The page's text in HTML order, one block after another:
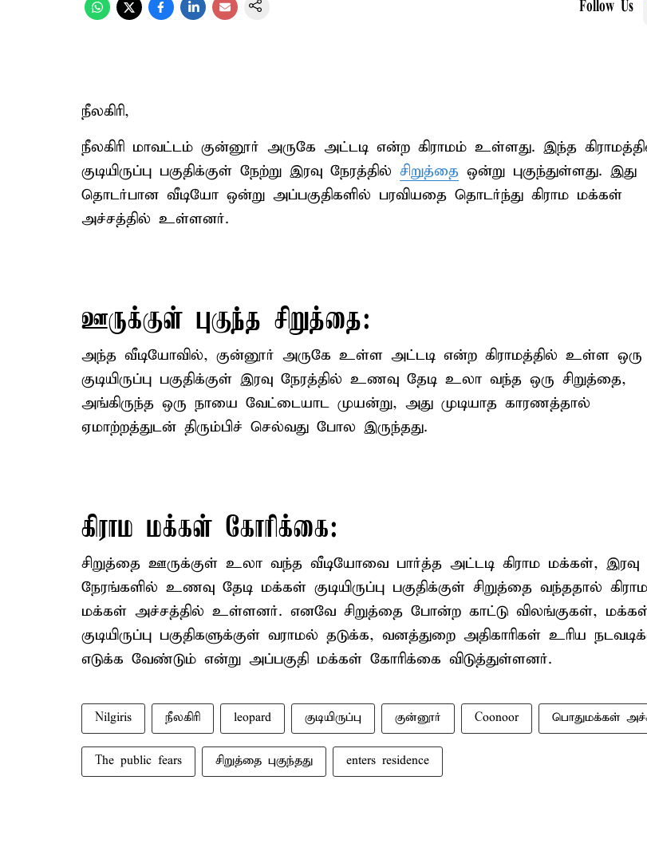
Follow Us
நீலகிரி,
நீலகிரி மாவட்டம் குன்னூர் அருகே அட்டடி என்ற கிராமம் உள்ளது. இந்த
குடியிருப்பு பகுதிக்குள் நேற்று இரவு நேரத்தில் சிறுத்தை ஒன்று புகுந்துள்ளது. இது
தொடர்பான வீடியோ ஒன்று அப்பகுதிகளில் பரவியதை தொடர்ந்து கிராம மக்கள்
அச்சத்தில் உள்ளனர்.
ஊருக்குள் புகுந்த சிறுத்தை:
அந்த வீடியோவில், குன்னூர் அருகே உள்ள அட்டடி என்ற கிராமத்தில் உள்ள ஒரு
குடியிருப்பு பகுதிக்குள் இரவு நேரத்தில் உணவு தேடி உலா வந்த ஒரு சிறுத்தை,
அங்கிருந்த ஒரு நாயை வேட்டையாட முயன்று, அது முடியாத காரணத்தால்
ஏமாற்றத்துடன் திரும்பிச் செல்வது போல இருந்தது.
கிராம மக்கள் கோரிக்கை:
சிறுத்தை ஊருக்குள் உலா வந்த வீடியோவை பார்த்த அட்டடி கிராம மக்கள், இரவு
நேரங்களில் உணவு தேடி மக்கள் குடியிருப்பு பகுதிக்குள் சிறுத்தை வந்ததால் கிராம
மக்கள் அச்சத்தில் உள்ளனர். எனவே சிறுத்தை போன்ற காட்டு விலங்குகள்,
குடியிருப்பு பகுதிகளுக்குள் வராமல் தடுக்க, வனத்துறை அதிகாரிகள் உரிய
எடுக்க வேண்டும் என்று அப்பகுதி மக்கள் கோரிக்கை விடுத்துள்ளனர்.
Nilgiris நீலகிரி leopard குடியிருப்பு குன்னூர் Coonoor பொதுமக்கள்
The public fears சிறுத்தை புகுந்தது enters residence